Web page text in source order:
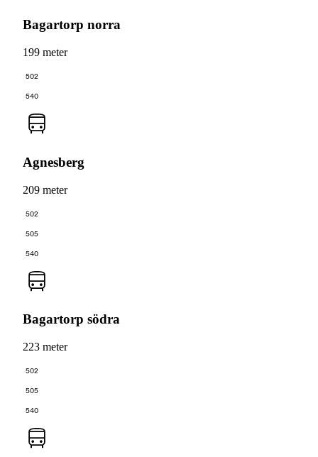
Bagartorp norra
199 meter
502
540
Agnesberg
209 meter
502
505
540
Bagartorp södra
223 meter
502
505
540